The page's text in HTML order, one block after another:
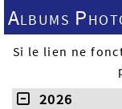
Albums
Si le lien ne
2026